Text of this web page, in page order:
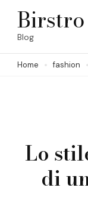
Skip
(Press
Birstro
Blog
Home fashion
Lo
di